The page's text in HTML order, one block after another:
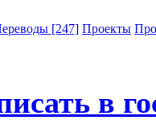
[247] Проекты
в